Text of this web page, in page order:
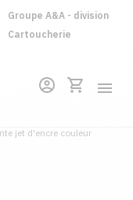
Groupe A&A - division
Cartoucherie
jet d'encre couleur